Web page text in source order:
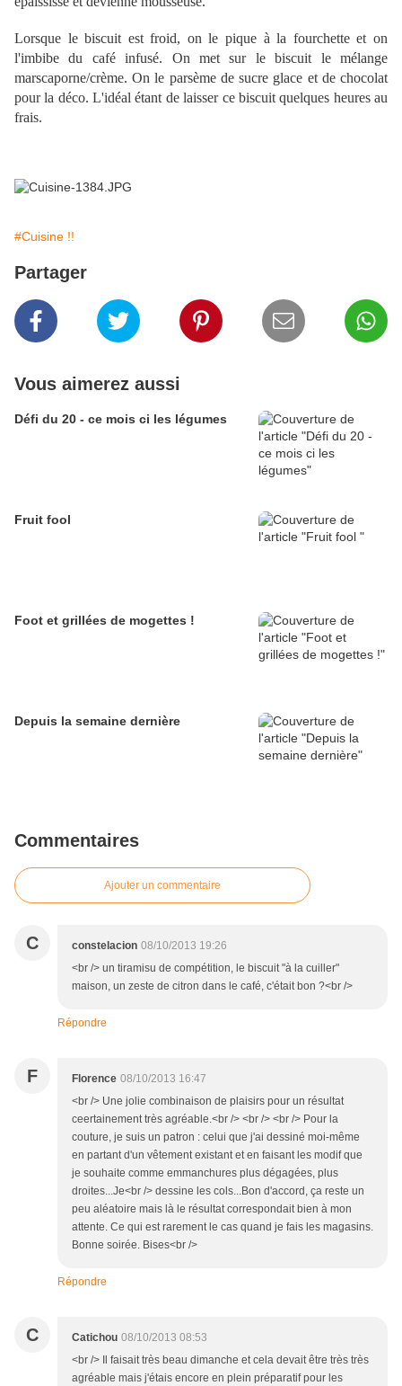
Lorsque le biscuit est froid, on le pique à la fourchette et on
l'imbibe du café infusé. On met sur le biscuit le mélange
marscaporne/crème. On le parsème de sucre glace et de chocolat
pour la déco. L'idéal étant de laisser ce biscuit quelques heures au
frais.
#Cuisine !!
Partager
Vous aimerez aussi
Défi du 20 - ce mois ci les légumes
Fruit fool
Foot et grillées de mogettes !
Depuis la semaine dernière
Commentaires
Ajouter un commentaire
C constelacion 08/10/2013 19:26
<br /> un tiramisu de compétition, le biscuit "à la cuiller"
maison, un zeste de citron dans le café, c'était bon ?<br />
Répondre
F Florence 08/10/2013 16:47
<br /> Une jolie combinaison de plaisirs pour un résultat
ceertainement très agréable.<br /> <br /> <br /> Pour la
couture, je suis un patron : celui que j'ai dessiné moi-même
en partant d'un vêtement existant et en faisant les modif que
je souhaite comme emmanchures plus dégagées, plus
droites...Je<br /> dessine les cols...Bon d'accord, ça reste un
peu aléatoire mais là le résultat correspondait bien à mon
attente. Ce qui est rarement le cas quand je fais les magasins.
Bonne soirée. Bises<br />
Répondre
C Catichou 08/10/2013 08:53
<br /> Il faisait très beau dimanche et cela devait être très très
agréable mais j'étais encore en plein préparatif pour les